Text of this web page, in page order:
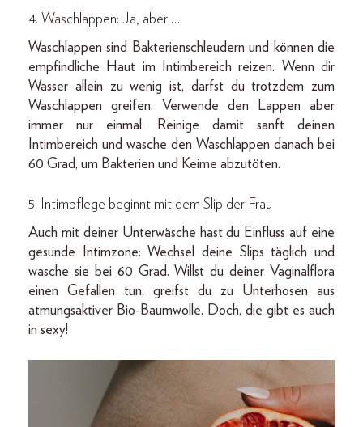
4. Waschlappen: Ja, aber …
Waschlappen sind Bakterienschleudern und können die
empfindliche Haut im Intimbereich reizen. Wenn dir
Wasser allein zu wenig ist, darfst du trotzdem zum
Waschlappen greifen. Verwende den Lappen aber
immer nur einmal. Reinige damit sanft deinen
Intimbereich und wasche den Waschlappen danach bei
60 Grad, um Bakterien und Keime abzutöten.
5: Intimpflege beginnt mit dem Slip der Frau
Auch mit deiner Unterwäsche hast du Einfluss auf eine
gesunde Intimzone: Wechsel deine Slips täglich und
wasche sie bei 60 Grad. Willst du deiner Vaginalflora
einen Gefallen tun, greifst du zu Unterhosen aus
atmungsaktiver Bio-Baumwolle. Doch, die gibt es auch
in sexy!